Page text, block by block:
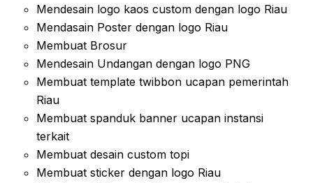
Mendesain logo kaos custom dengan logo Riau
Mendasain Poster dengan logo Riau
Membuat Brosur
Mendesain Undangan dengan logo PNG
Membuat template twibbon ucapan pemerintah
Riau
Membuat spanduk banner ucapan instansi
terkait
Membuat desain custom topi
Membuat sticker dengan logo Riau